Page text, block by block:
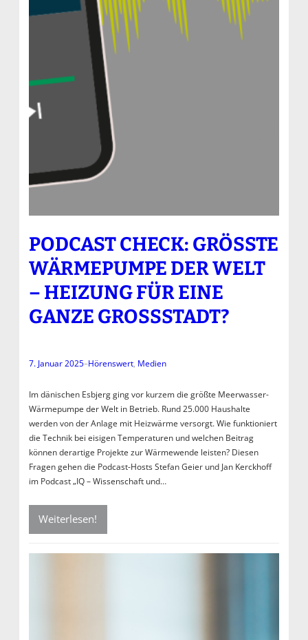
PODCAST CHECK: GRÖSSTE W
ÄRMEPUMPE DER WELT –
HEIZUNG FÜR EINE G
ANZE GROSSSTADT?
7. Januar 2025–Hörenswert, Medien
Im dänischen Esbjerg ging vor kurzem die größte Meerwasser-
Wärmepumpe der Welt in Betrieb. Rund 25.000 Haushalte
werden von der Anlage mit Heizwärme versorgt. Wie funktioniert
die Technik bei eisigen Temperaturen und welchen Beitrag
können derartige Projekte zur Wärmewende leisten? Diesen
Fragen gehen die Podcast-Hosts Stefan Geier und Jan Kerckhoff
im Podcast „IQ – Wissenschaft und…
Weiterlesen!